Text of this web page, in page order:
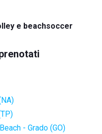
e beachsoccer
- Grado (GO)